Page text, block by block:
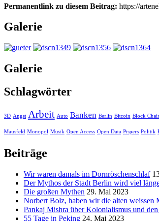
Permanentlink zu diesem Beitrag: https://
Galerie
Galerie
Schlagwörter
3D Angst Arbeit Auto Banken Berlin Bitcoin Block
Mausfeld Monopol Musik Open Access Open Data Pispers Politik
Beiträge
Wir waren damals im Dornröschenschlaf
Der Mythos der Stadt Berlin wird viel
Die großen Mythen 29. Mai 2023
Norbert Bolz, haben wir die alten weissen
Pankaj Mishra über Kolonialismus und den
55 Tage in Peking 24. Mai 2023